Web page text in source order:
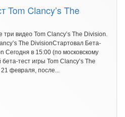
Tom Clancy’s The
видео Tom Clancy’s The Division.
The DivisionСтартовал Бета-
Сегодня в 15:00 (по московскому
тест игры Tom Clancy’s The
21 февраля, после...